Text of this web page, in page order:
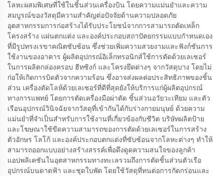
โลหะผสมพิเศษที่ใช้ในชิ้นส่วนเครื่องบิน โดยความแม่นยำและความ
สมบูรณ์ของวัสดุมีความสำคัญต่อปัจจัยด้านความปลอดภัย
อุตสาหกรรมการก่อสร้างได้รับประโยชน์จากการสามารถตัดเหล็ก
โครงสร้าง แผ่นตกแต่ง และองค์ประกอบสถาปัตยกรรมแบบกำหนดเอง
ที่มีรูปทรงเรขาคณิตซับซ้อน ซึ่งช่วยเพิ่มความสวยงามและฟังก์ชันการ
ใช้งานของอาคาร ผู้ผลิตอุปกรณ์อิเล็กทรอนิกส์ใช้การตัดด้วยเลเซอร์
ในการผลิตกล่องครอบ ฮีทซิงก์ และโครงยึดต่างๆ จากวัสดุบาง โดยไม่
ก่อให้เกิดการบิดตัวจากความร้อน ซึ่งอาจส่งผลต่อประสิทธิภาพของชิ้น
ส่วน เครื่องตัดโลห้ด้วยเลเซอร์ที่ดีที่สุดยังให้บริการแก่ผู้ผลิตอุปกรณ์
ทางการแพทย์ โดยการตัดเครื่องมือผ่าตัด ชิ้นส่วนอวัยวะเทียม และตัว
เรือนอุปกรณ์วินิจฉัยจากวัสดุที่เข้ากันได้กับร่างกายมนุษย์ ด้วยความ
แม่นยำที่จำเป็นสำหรับการใช้งานที่เกี่ยวข้องกับชีวิต บริษัทผลิตป้าย
และโฆษณาใช้ขีดความสามารถของการตัดด้วยเลเซอร์ในการสร้าง
ตัวอักษร โลโก้ และองค์ประกอบตกแต่งที่ซับซ้อนจากโลหะต่างๆ ทำให้
สามารถออกแบบอย่างสร้างสรรค์เพื่อดึงดูดความสนใจของลูกค้า
แอปพลิเคชันในอุตสาหกรรมทางทะเลรวมถึงการตัดชิ้นส่วนตัวเรือ
อุปกรณ์บนดาดฟ้า และชุดใบพัด โดยใช้วัสดุที่ทนต่อการกัดกร่อนและ